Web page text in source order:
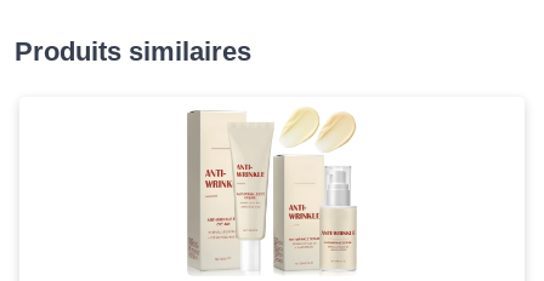
Produits similaires